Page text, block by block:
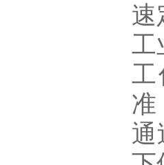
速
工
工
准
通